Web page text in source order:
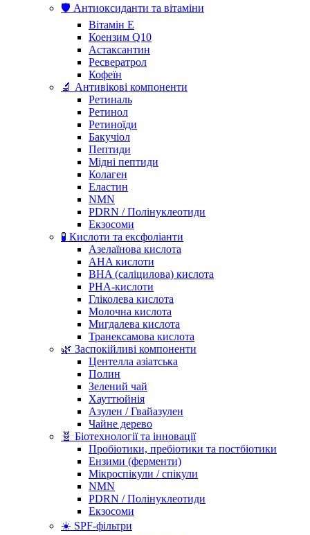
🛡️ Антиоксиданти та вітаміни
Вітамін Е
Коензим Q10
Астаксантин
Ресвератрол
Кофеїн
🔬 Антивікові компоненти
Ретиналь
Ретинол
Ретиноїди
Бакучіол
Пептиди
Мідні пептиди
Колаген
Еластин
NMN
PDRN / Полінуклеотиди
Екзосоми
🧪 Кислоти та ексфоліанти
Азелаїнова кислота
AHA кислоти
BHA (саліцилова) кислота
PHA-кислоти
Гліколева кислота
Молочна кислота
Мигдалева кислота
Транексамова кислота
🌿 Заспокійливі компоненти
Центелла азіатська
Полин
Зелений чай
Хауттюйнія
Азулен / Гвайазулен
Чайне дерево
🧬 Біотехнології та інновації
Пробіотики, пребіотики та постбіотики
Ензими (ферменти)
Мікроспікули / спікули
NMN
PDRN / Полінуклеотиди
Екзосоми
☀️ SPF-фільтри